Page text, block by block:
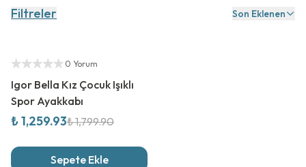
Filtreler
Son Eklenen
Yetkili Satıcı
0 Yorum
Igor Bella Kız Çocuk Işıklı
Spor Ayakkabı
₺ 1,259.93₺ 1,799.90
Sepete Ekle